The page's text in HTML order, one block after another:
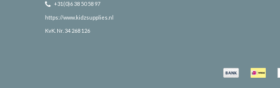
+31(0)6 38 50 58 97
https://www.kidzsupplies.nl
KvK. Nr. 34 268 126